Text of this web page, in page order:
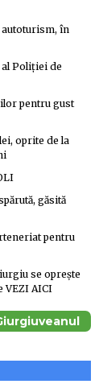
autoturism, în
Poliției de
pentru gust
oprite de la
găsită
pentru
se oprește
VEZI AICI